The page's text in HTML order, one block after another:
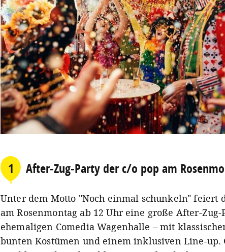
1 After-Zug-Party der c/o pop am
Unter dem Motto "Noch einmal schunkeln" feiert
am Rosenmontag ab 12 Uhr eine große After-
ehemaligen Comedia Wagenhalle – mit
bunten Kostümen und einem inklusiven Line-up.